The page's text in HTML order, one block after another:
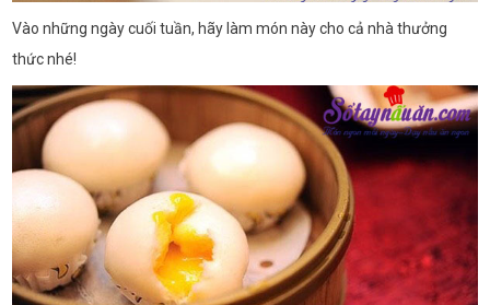
Vào những ngày cuối tuần, hãy làm món này cho cả nhà thưởng
thức nhé!